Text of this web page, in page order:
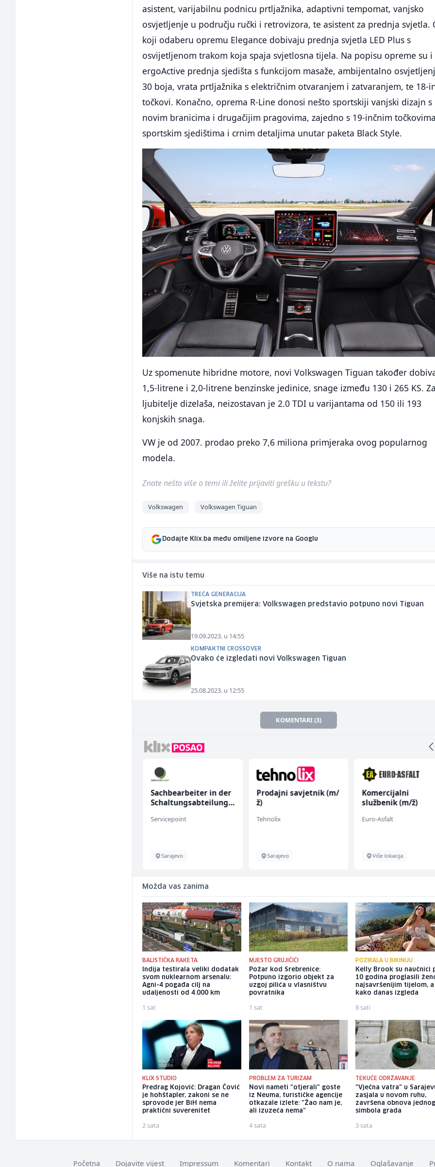
asistent, varijabilnu podnicu prtljažnika, adaptivni tempomat, vanjsko
osvjetljenje u području ručki i retrovizora, te asistent za prednja svjetla.
koji odaberu opremu Elegance dobivaju prednja svjetla LED Plus s
osvijetljenom trakom koja spaja svjetlosna tijela. Na popisu opreme su i
ergoActive prednja sjedišta s funkcijom masaže, ambijentalno
30 boja, vrata prtljažnika s električnim otvaranjem i zatvaranjem, te 18-
točkovi. Konačno, oprema R-Line donosi nešto sportskiji vanjski dizajn s
novim branicima i drugačijim pragovima, zajedno s 19-inčnim
sportskim sjedištima i crnim detaljima unutar paketa Black Style.
Uz spomenute hibridne motore, novi Volkswagen Tiguan također
1,5-litrene i 2,0-litrene benzinske jedinice, snage između 130 i 265 KS.
ljubitelje dizelaša, neizostavan je 2.0 TDI u varijantama od 150 ili 193
konjskih snaga.
VW je od 2007. prodao preko 7,6 miliona primjeraka ovog popularnog
modela.
Znate nešto više o temi ili želite prijaviti grešku u tekstu?
Volkswagen Volkswagen Tiguan
Dodajte Klix.ba među omiljene izvore na Googlu
Više na istu temu
TREĆA GENERACIJA
Svjetska premijera: Volkswagen predstavio potpuno novi Tiguan
19.09.2023. u 14:55
KOMPAKTNI CROSSOVER
Ovako će izgledati novi Volkswagen Tiguan
25.08.2023. u 12:55
KOMENTARI (3)
Sachbearbeiter in der
Schaltungsabteilung
Servicepoint
Sarajevo
Prodajni savjetnik (m/
ž)
Tehnolix
Sarajevo
Komercijalni
službenik (m/ž)
Euro-Asfalt
Više lokacija
Možda vas zanima
BALISTIČKA RAKETA
Indija testirala veliki dodatak
svom nuklearnom arsenalu:
Agni-4 pogađa cilj na
udaljenosti od 4.000 km
1 sat
MJESTO GRUJIČIĆI
Požar kod Srebrenice:
Potpuno izgorio objekt za
uzgoj pilića u vlasništvu
povratnika
1 sat
POZIRALA U BIKINIJU
Kelly Brook su naučnici
10 godina proglasili
najsavršenijim tijelom,
kako danas izgleda
8 sati
KLIX STUDIO
Predrag Kojović: Dragan Čović
je hohštapler, zakoni se ne
sprovode jer BiH nema
praktični suverenitet
2 sata
PROBLEM ZA TURIZAM
Novi nameti "otjerali" goste
iz Neuma, turističke agencije
otkazale izlete: "Žao nam je,
ali izuzeća nema"
4 sata
TEKUĆE ODRŽAVANJE
"Vječna vatra" u
zasjala u novom ruhu,
završena obnova
simbola grada
3 sata
Početna Dojavite vijest Impressum Komentari Kontakt O nama Oglašavanje